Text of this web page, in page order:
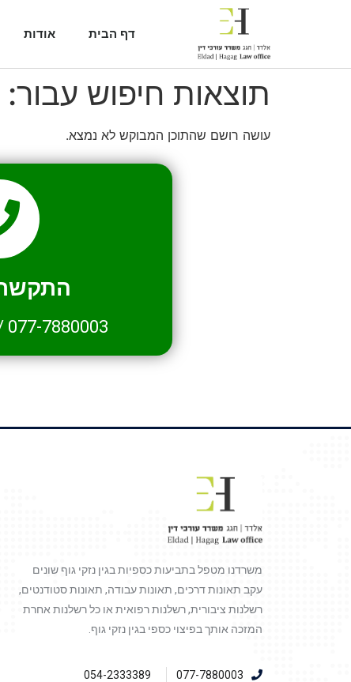
דף הבית אודות
תוצאות חיפוש עבור:
עושה רושם שהתוכן המבוקש לא נמצא.
077-7880003
משרדנו מטפל בתביעות כספיות בגין נזקי גוף שונים
עקב תאונות דרכים, תאונות עבודה, תאונות סטודנטים,
רשלנות ציבורית, רשלנות רפואית או כל רשלנות אחרת
המזכה אותך בפיצוי כספי בגין נזקי גוף.
077-7880003
054-2333389